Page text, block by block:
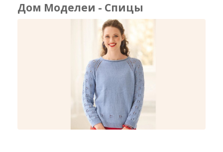
Дом Моделеи - Спицы